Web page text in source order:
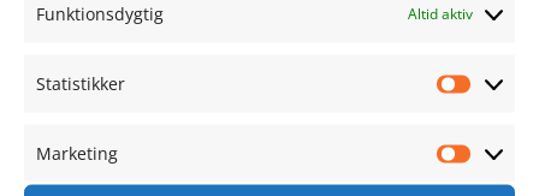
Funktionsdygtig Altid aktiv
Statistikker
Marketing
maj 2024
april 2024
marts 2024